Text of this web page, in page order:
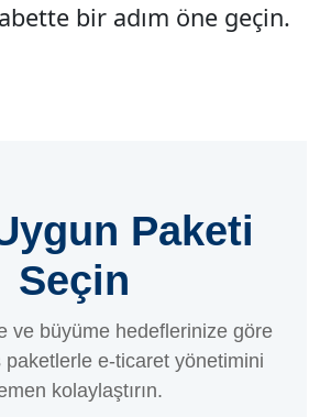
bir adım öne geçin.
Paketi
Seçin
ve büyüme hedeflerinize göre
e-ticaret yönetimini
kolaylaştırın.